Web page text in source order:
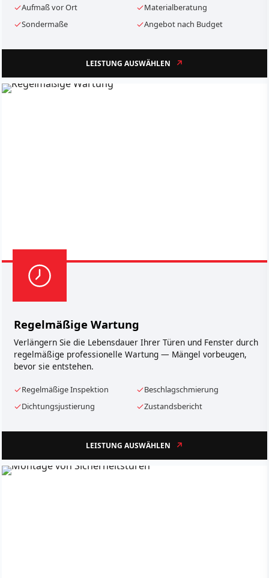
Aufmaß vor Ort
Materialberatung
Sondermaße
Angebot nach Budget
LEISTUNG AUSWÄHLEN
Regelmäßige Wartung
Verlängern Sie die Lebensdauer Ihrer Türen und Fenster durch
regelmäßige professionelle Wartung — Mängel vorbeugen,
bevor sie entstehen.
Regelmäßige Inspektion
Beschlagschmierung
Dichtungsjustierung
Zustandsbericht
LEISTUNG AUSWÄHLEN